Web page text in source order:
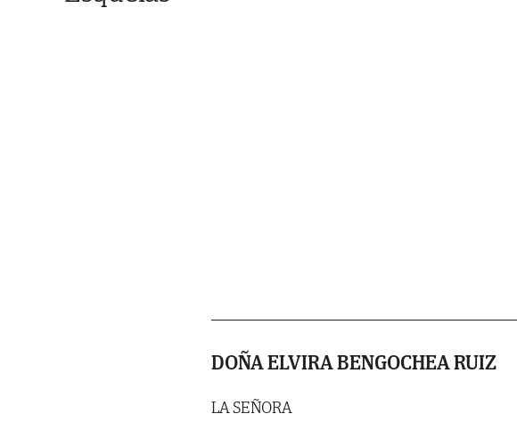
DOÑA ELVIRA BENGOCHEA RUIZ
LA SEÑORA